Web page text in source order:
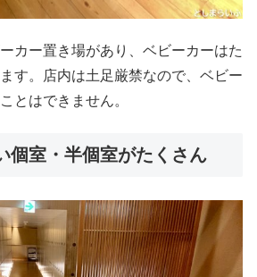
カー置き場があり、ベビーカーはた
す。店内は土足厳禁なので、ベビー
とはできません。
個室・半個室がたくさん